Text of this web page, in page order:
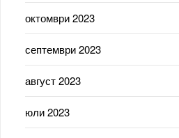
октомври 2023
септември 2023
август 2023
юли 2023